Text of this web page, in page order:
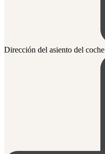
Dirección del asiento del coche